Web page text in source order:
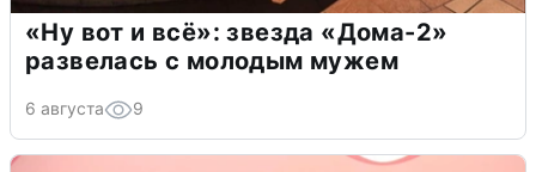
«Ну вот и всё»: звезда «Дома-2»
развелась с молодым мужем
6 августа 9